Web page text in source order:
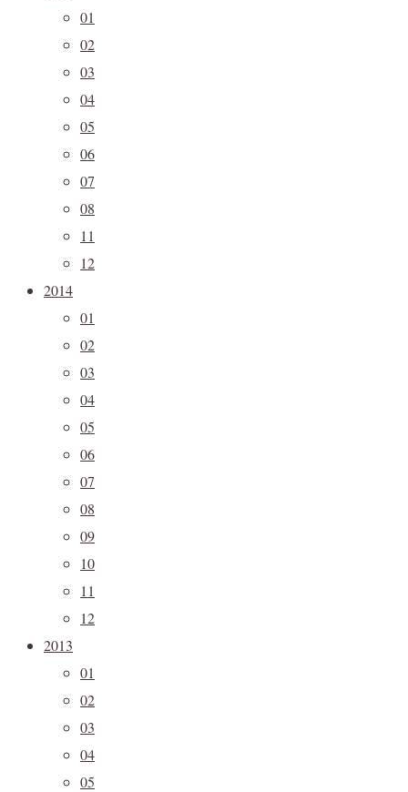
01
02
03
04
05
06
07
08
11
12
2014
01
02
03
04
05
06
07
08
09
10
11
12
2013
01
02
03
04
05